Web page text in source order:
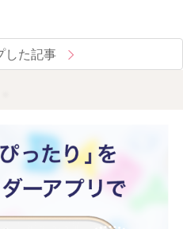
した記事